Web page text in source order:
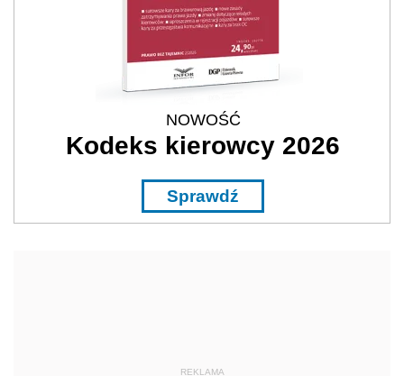
NOWOŚĆ
Kodeks kierowcy 2026
Sprawdź
REKLAMA